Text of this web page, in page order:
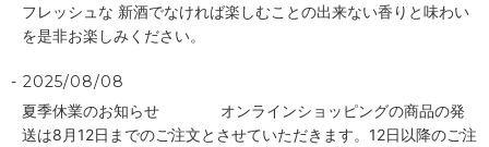
フレッシュな 新酒でなければ楽しむことの出来ない香りと味わい
を是非お楽しみください。
2025/08/08
夏季休業のお知らせ オンラインショッピングの商品の発
送は8月12日までのご注文とさせていただきます。12日以降のご注